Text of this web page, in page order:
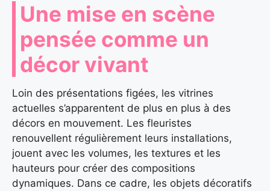
Une mise en scène
pensée comme un
décor vivant
Loin des présentations figées, les vitrines
actuelles s’apparentent de plus en plus à des
décors en mouvement. Les fleuristes
renouvellent régulièrement leurs installations,
jouent avec les volumes, les textures et les
hauteurs pour créer des compositions
dynamiques. Dans ce cadre, les objets décoratifs